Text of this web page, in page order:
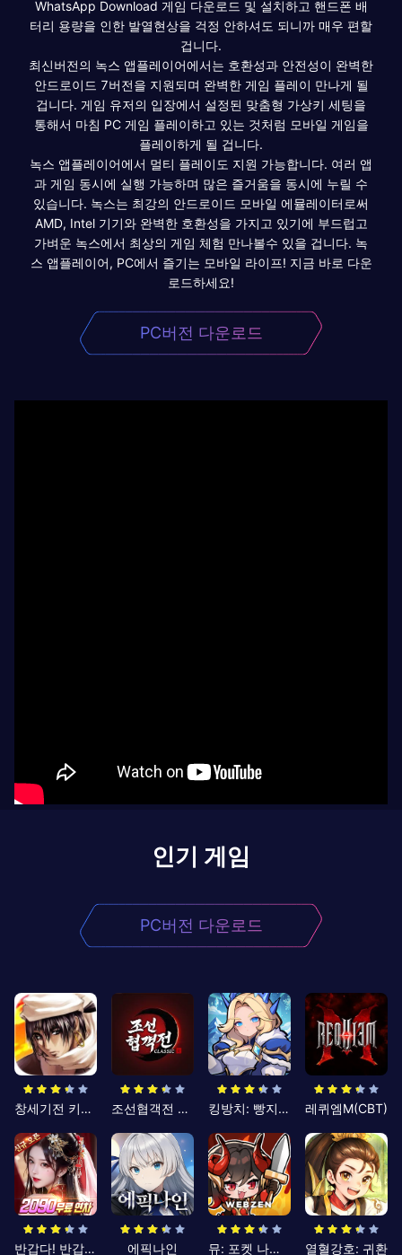
WhatsApp Download 게임 다운로드 및 설치하고 핸드폰 배
터리 용량을 인한 발열현상을 걱정 안하셔도 되니까 매우 편할
겁니다.
최신버전의 녹스 앱플레이어에서는 호환성과 안전성이 완벽한
안드로이드 7버전을 지원되며 완벽한 게임 플레이 만나게 될
겁니다. 게임 유저의 입장에서 설정된 맞춤형 가상키 세팅을
통해서 마침 PC 게임 플레이하고 있는 것처럼 모바일 게임을
플레이하게 될 겁니다.
녹스 앱플레이어에서 멀티 플레이도 지원 가능합니다. 여러 앱
과 게임 동시에 실행 가능하며 많은 즐거움을 동시에 누릴 수
있습니다. 녹스는 최강의 안드로이드 모바일 에뮬레이터로써
AMD, Intel 기기와 완벽한 호환성을 가지고 있기에 부드럽고
가벼운 녹스에서 최상의 게임 체험 만나볼수 있을 겁니다. 녹
스 앱플레이어, PC에서 즐기는 모바일 라이프! 지금 바로 다운
로드하세요!
PC버전 다운로드
인기 게임
PC버전 다운로드
창세기전 키우기 조선협객전 클래식 킹방치: 빵지의 제왕 레퀴엠M(CBT)
반갑다! 반갑삼국지 에픽나인 뮤: 포켓 나이츠 열혈강호: 귀환